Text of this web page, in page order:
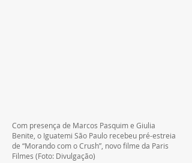
Com presença de Marcos Pasquim e Giulia
Benite, o Iguatemi São Paulo recebeu pré-estreia
de “Morando com o Crush”, novo filme da Paris
Filmes (Foto: Divulgação)